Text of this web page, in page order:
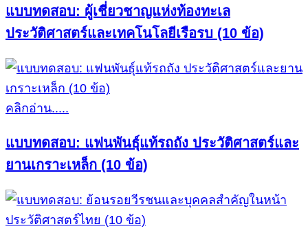
แบบทดสอบ: ผู้เชี่ยวชาญแห่งท้องทะเล
ประวัติศาสตร์และเทคโนโลยีเรือรบ (10 ข้อ)
คลิกอ่าน.....
แบบทดสอบ: แฟนพันธุ์แท้รถถัง ประวัติศาสตร์และ
ยานเกราะเหล็ก (10 ข้อ)